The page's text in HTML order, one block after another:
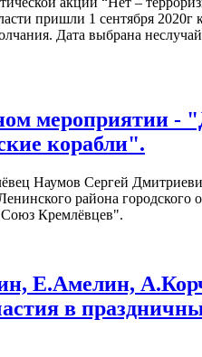
пришли 1 сентября
Дата выбрана
мероприятии -
корабли".
Наумов Сергей
района
Кремлёвцев".
Е.Амелин,
в